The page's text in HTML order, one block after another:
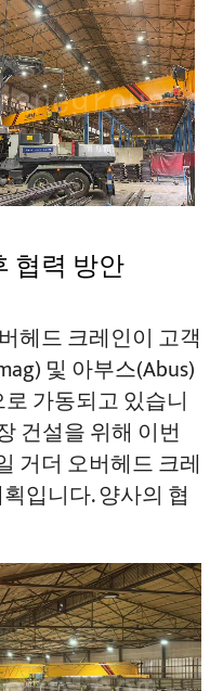
협력 방안
헤드 크레인이 고객
및 아부스(Abus)
가동되고 있습니
건설을 위해 이번
거더 오버헤드 크레
입니다. 양사의 협